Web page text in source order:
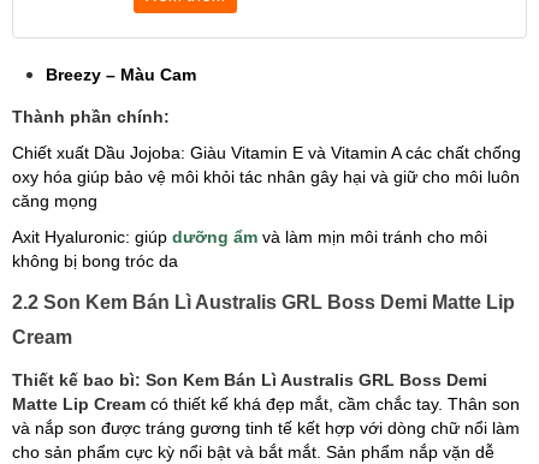
Breezy – Màu Cam
Thành phần chính:
Chiết xuất Dầu Jojoba: Giàu Vitamin E và Vitamin A các chất chống
oxy hóa giúp bảo vệ môi khỏi tác nhân gây hại và giữ cho môi luôn
căng mọng
Axit Hyaluronic: giúp dưỡng ẩm và làm mịn môi tránh cho môi
không bị bong tróc da
2.2 Son Kem Bán Lì Australis GRL Boss Demi Matte Lip
Cream
Thiết kế bao bì: Son Kem Bán Lì Australis GRL Boss Demi
Matte Lip Cream có thiết kế khá đẹp mắt, cầm chắc tay. Thân son
và nắp son được tráng gương tinh tế kết hợp với dòng chữ nổi làm
cho sản phẩm cực kỳ nổi bật và bắt mắt. Sản phẩm nắp vặn dễ